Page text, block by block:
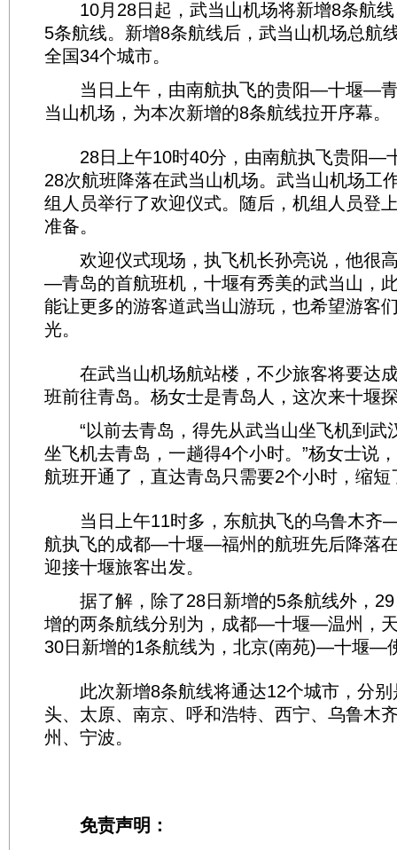
10月28日起，武当山机场将新增8条航线
5条航线。新增8条航线后，武当山机场总航
全国34个城市。
当日上午，由南航执飞的贵阳—十堰—青
当山机场，为本次新增的8条航线拉开序幕。
28日上午10时40分，由南航执飞贵阳—
28次航班降落在武当山机场。武当山机场工
组人员举行了欢迎仪式。随后，机组人员登
准备。
欢迎仪式现场，执飞机长孙亮说，他很
—青岛的首航班机，十堰有秀美的武当山，
能让更多的游客道武当山游玩，也希望游客
光。
在武当山机场航站楼，不少旅客将要达
班前往青岛。杨女士是青岛人，这次来十堰
“以前去青岛，得先从武当山坐飞机到武
坐飞机去青岛，一趟得4个小时。”杨女士说
航班开通了，直达青岛只需要2个小时，缩短
当日上午11时多，东航执飞的乌鲁木齐
航执飞的成都—十堰—福州的航班先后降落
迎接十堰旅客出发。
据了解，除了28日新增的5条航线外，29
增的两条航线分别为，成都—十堰—温州，
30日新增的1条航线为，北京(南苑)—十堰—
此次新增8条航线将通达12个城市，分别
头、太原、南京、呼和浩特、西宁、乌鲁木
州、宁波。
免责声明：